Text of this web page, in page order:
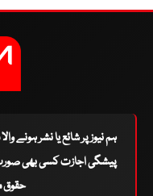
ہم نیوز پر شائع یا نشر ہونے
پیشگی اجازت کسی بھی صورت
حقوق